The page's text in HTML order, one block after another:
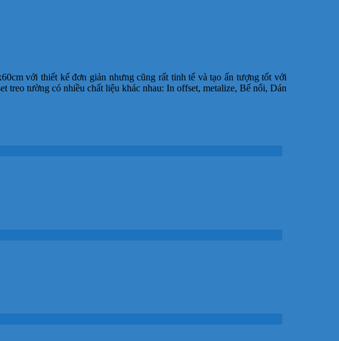
với thiết kế đơn giản nhưng cũng rất tinh tế và tạo ấn tượng tốt với
tường có nhiều chất liệu khác nhau: In offset, metalize, Bế nổi, Dán